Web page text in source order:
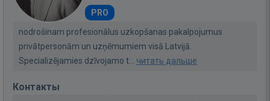
PRO
nodrošinam profesionālus uzkopšanas pakalpojumus
privātpersonām un uzņēmumiem visā Latvijā.
Specializējamies dzīvojamo t... читать дальше
Контакты